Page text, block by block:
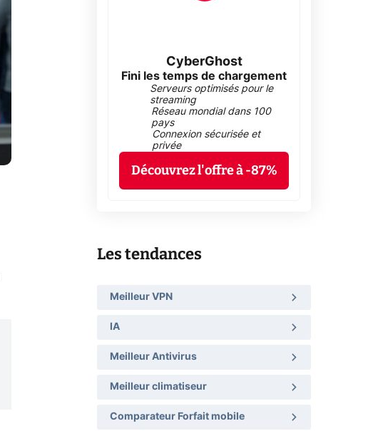
CyberGhost
Fini les temps de chargement
Serveurs optimisés pour le
streaming
Réseau mondial dans 100
pays
Connexion sécurisée et
privée
Découvrez l'offre à -87%
Les tendances
Meilleur VPN
IA
Meilleur Antivirus
Meilleur climatiseur
Comparateur Forfait mobile